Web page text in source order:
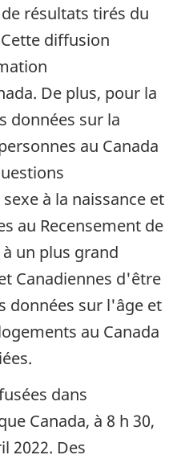
résultats tirés du
diffusion
De plus, pour la
données sur la
au Canada
à la naissance et
au Recensement de
un plus grand
Canadiennes d'être
données sur l'âge et
au Canada
dans
Canada, à 8 h 30,
2022. Des